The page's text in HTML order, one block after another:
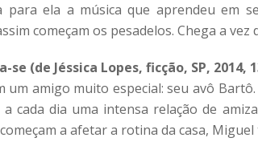
para ela a música que aprendeu em
começam os pesadelos. Chega a
se (de Jéssica Lopes, ficção, SP, 2014,
um amigo muito especial: seu avô
cada dia uma intensa relação de
a afetar a rotina da casa,